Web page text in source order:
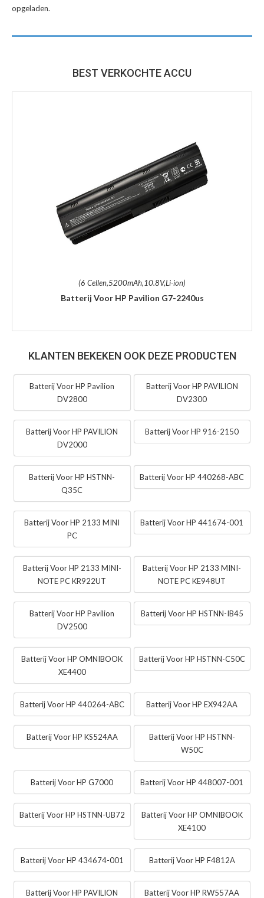
opgeladen.
BEST VERKOCHTE ACCU
(6 Cellen,5200mAh,10.8V,Li-ion)
Batterij Voor HP Pavilion G7-2240us
KLANTEN BEKEKEN OOK DEZE PRODUCTEN
Batterij Voor HP Pavilion
DV2800
Batterij Voor HP PAVILION
DV2300
Batterij Voor HP PAVILION
DV2000
Batterij Voor HP 916-2150
Batterij Voor HP HSTNN-
Q35C
Batterij Voor HP 440268-ABC
Batterij Voor HP 2133 MINI
PC
Batterij Voor HP 441674-001
Batterij Voor HP 2133 MINI-
NOTE PC KR922UT
Batterij Voor HP 2133 MINI-
NOTE PC KE948UT
Batterij Voor HP Pavilion
DV2500
Batterij Voor HP HSTNN-IB45
Batterij Voor HP OMNIBOOK
XE4400
Batterij Voor HP HSTNN-C50C
Batterij Voor HP 440264-ABC Batterij Voor HP EX942AA
Batterij Voor HP KS524AA
Batterij Voor HP HSTNN-
W50C
Batterij Voor HP G7000 Batterij Voor HP 448007-001
Batterij Voor HP HSTNN-UB72
Batterij Voor HP OMNIBOOK
XE4100
Batterij Voor HP 434674-001 Batterij Voor HP F4812A
Batterij Voor HP PAVILION
Batterij Voor HP RW557AA